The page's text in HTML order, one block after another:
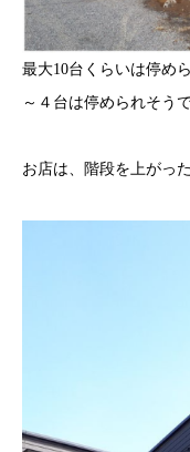
最大10台くらいは停め
～４台は停められそうで
お店は、階段を上がっ